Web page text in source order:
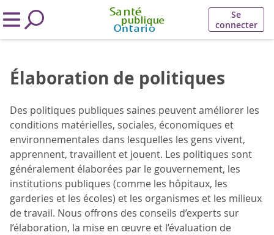
Se
connecter
Élaboration de politiques
Des politiques publiques saines peuvent améliorer les
conditions matérielles, sociales, économiques et
environnementales dans lesquelles les gens vivent,
apprennent, travaillent et jouent. Les politiques sont
généralement élaborées par le gouvernement, les
institutions publiques (comme les hôpitaux, les
garderies et les écoles) et les organismes et les milieux
de travail. Nous offrons des conseils d’experts sur
l’élaboration, la mise en œuvre et l’évaluation de